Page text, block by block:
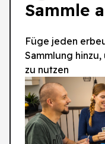
Sammle
Füge jeden
Sammlung
zu nutzen